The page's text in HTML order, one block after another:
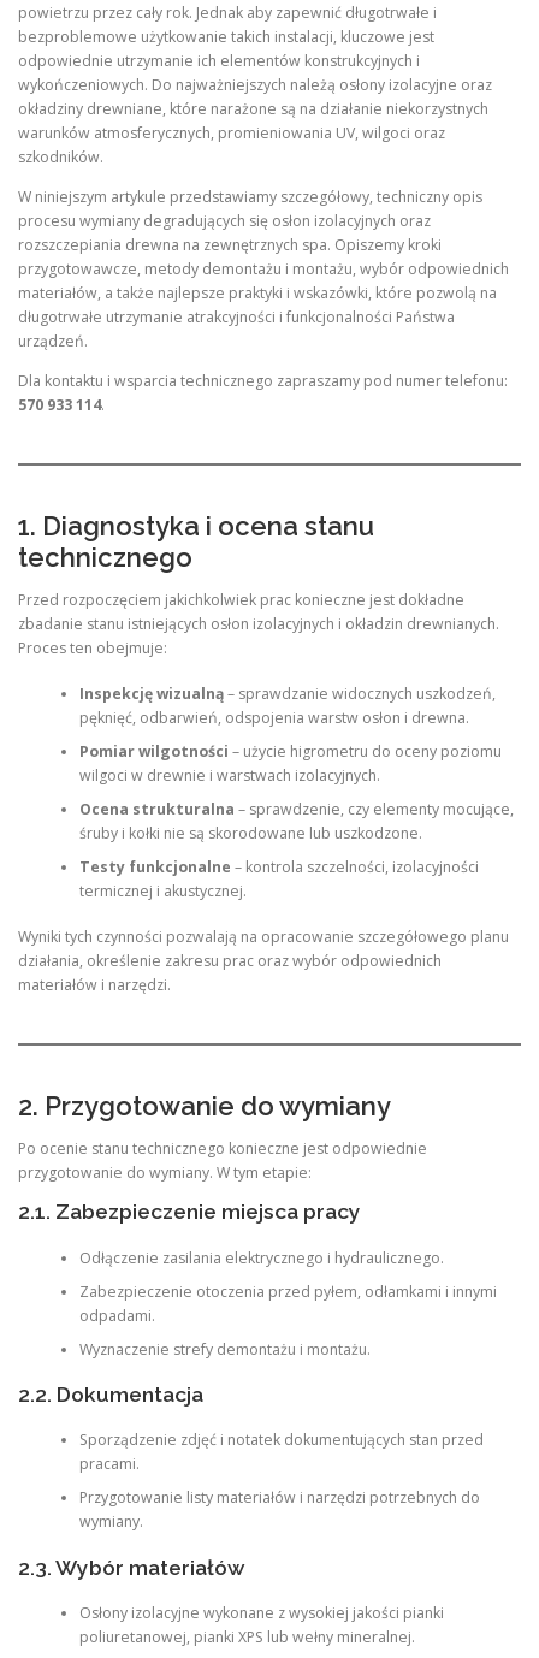
powietrzu przez cały rok. Jednak aby zapewnić długotrwałe i
bezproblemowe użytkowanie takich instalacji, kluczowe jest
odpowiednie utrzymanie ich elementów konstrukcyjnych i
wykończeniowych. Do najważniejszych należą osłony izolacyjne oraz
okładziny drewniane, które narażone są na działanie niekorzystnych
warunków atmosferycznych, promieniowania UV, wilgoci oraz
szkodników.
W niniejszym artykule przedstawiamy szczegółowy, techniczny opis
procesu wymiany degradujących się osłon izolacyjnych oraz
rozszczepiania drewna na zewnętrznych spa. Opiszemy kroki
przygotowawcze, metody demontażu i montażu, wybór odpowiednich
materiałów, a także najlepsze praktyki i wskazówki, które pozwolą na
długotrwałe utrzymanie atrakcyjności i funkcjonalności Państwa
urządzeń.
Dla kontaktu i wsparcia technicznego zapraszamy pod numer telefonu:
570 933 114.
1. Diagnostyka i ocena stanu
technicznego
Przed rozpoczęciem jakichkolwiek prac konieczne jest dokładne
zbadanie stanu istniejących osłon izolacyjnych i okładzin drewnianych.
Proces ten obejmuje:
Inspekcję wizualną– sprawdzanie widocznych uszkodzeń,
pęknięć, odbarwień, odspojenia warstw osłon i drewna.
Pomiar wilgotności – użycie higrometru do oceny poziomu
wilgoci w drewnie i warstwach izolacyjnych.
Ocena strukturalna – sprawdzenie, czy elementy mocujące,
śruby i kołki nie są skorodowane lub uszkodzone.
Testy funkcjonalne – kontrola szczelności, izolacyjności
termicznej i akustycznej.
Wyniki tych czynności pozwalają na opracowanie szczegółowego planu
działania, określenie zakresu prac oraz wybór odpowiednich
materiałów i narzędzi.
2. Przygotowanie do wymiany
Po ocenie stanu technicznego konieczne jest odpowiednie
przygotowanie do wymiany. W tym etapie:
2.1. Zabezpieczenie miejsca pracy
Odłączenie zasilania elektrycznego i hydraulicznego.
Zabezpieczenie otoczenia przed pyłem, odłamkami i innymi
odpadami.
Wyznaczenie strefy demontażu i montażu.
2.2. Dokumentacja
Sporządzenie zdjęć i notatek dokumentujących stan przed
pracami.
Przygotowanie listy materiałów i narzędzi potrzebnych do
wymiany.
2.3. Wybór materiałów
Osłony izolacyjne wykonane z wysokiej jakości pianki
poliuretanowej, pianki XPS lub wełny mineralnej.